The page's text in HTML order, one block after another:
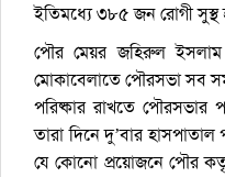
ইতিমধ্যে ৩৮৫ জন রোগী সুস্থ
পৌর মেয়র জহিরুল ইসলাম
মোকাবেলাতে পৌরসভা সব
পরিষ্কার রাখতে পৌরসভার
তারা দিনে দু’বার
যে কোনো প্রয়োজনে পৌর